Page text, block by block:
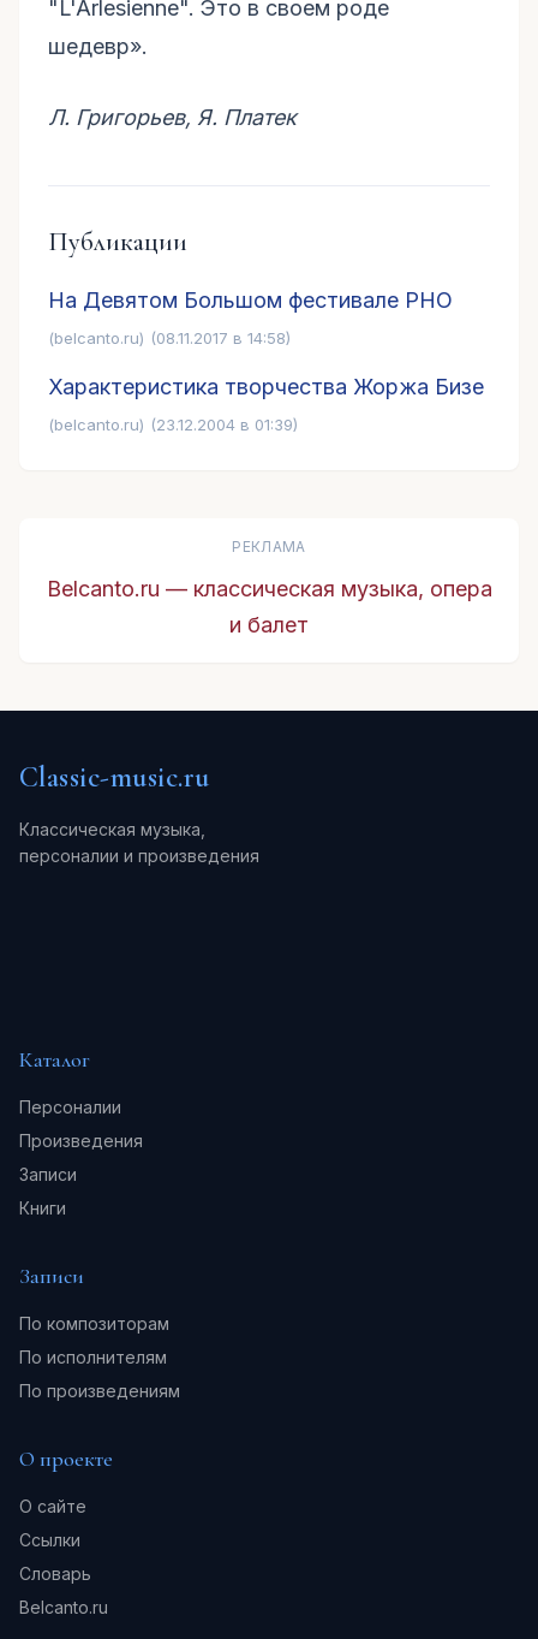
"L'Arlesienne". Это в своем роде
шедевр».
Л. Григорьев, Я. Платек
Публикации
На Девятом Большом фестивале РНО
(belcanto.ru) (08.11.2017 в 14:58)
Характеристика творчества Жоржа Бизе
(belcanto.ru) (23.12.2004 в 01:39)
РЕКЛАМА
Belcanto.ru — классическая музыка, опера
и балет
Classic-music.ru
Классическая музыка,
персоналии и произведения
Каталог
Персоналии
Произведения
Записи
Книги
Записи
По композиторам
По исполнителям
По произведениям
О проекте
О сайте
Ссылки
Словарь
Belcanto.ru